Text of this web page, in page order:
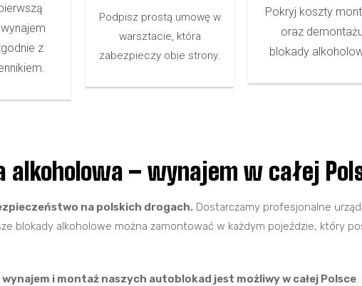
z
Podpisz prostą umowę w
warsztacie, która
zabezpieczy obie strony.
Pokryj koszty
oraz demontażu
blokady
alkoholowa – wynajem w całej
na polskich drogach. Dostarczamy profesjonalne
blokady alkoholowe można zamontować w każdym pojeździe, który
wynajem i montaż naszych autoblokad jest możliwy w całej Polsce.